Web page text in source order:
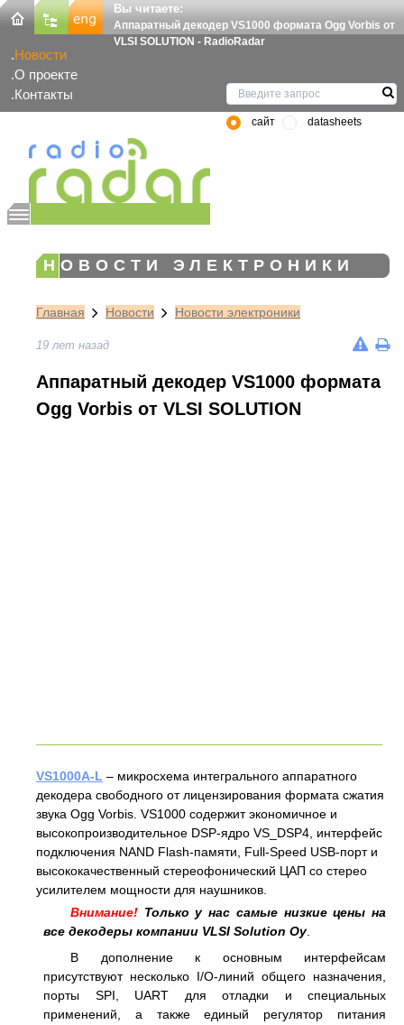
Вы читаете:
Аппаратный декодер VS1000 формата Ogg Vorbis от
VLSI SOLUTION - RadioRadar
Новости
О проекте
Контакты
сайт datasheets
НОВОСТИ ЭЛЕКТРОНИКИ
Главная Новости Новости электроники
19 лет назад
Аппаратный декодер VS1000 формата
Ogg Vorbis от VLSI SOLUTION
VS1000A-L – микросхема интегрального аппаратного
декодера свободного от лицензирования формата сжатия
звука Ogg Vorbis. VS1000 содержит экономичное и
высокопроизводительное DSP-ядро VS_DSP4, интерфейс
подключения NAND Flash-памяти, Full-Speed USB-порт и
высококачественный стереофонический ЦАП со стерео
усилителем мощности для наушников.
Внимание! Только у нас самые низкие цены на
все декодеры компании VLSI Solution Oy.
В дополнение к основным интерфейсам
присутствуют несколько I/O-линий общего назначения,
порты SPI, UART для отладки и специальных
применений, а также единый регулятор питания